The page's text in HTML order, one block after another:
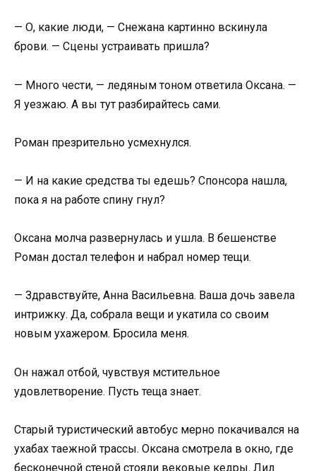
— О, какие люди, — Снежана картинно вскинула
брови. — Сцены устраивать пришла?
— Много чести, — ледяным тоном ответила Оксана. —
Я уезжаю. А вы тут разбирайтесь сами.
Роман презрительно усмехнулся.
— И на какие средства ты едешь? Спонсора нашла,
пока я на работе спину гнул?
Оксана молча развернулась и ушла. В бешенстве
Роман достал телефон и набрал номер тещи.
— Здравствуйте, Анна Васильевна. Ваша дочь завела
интрижку. Да, собрала вещи и укатила со своим
новым ухажером. Бросила меня.
Он нажал отбой, чувствуя мстительное
удовлетворение. Пусть теща знает.
Старый туристический автобус мерно покачивался на
ухабах таежной трассы. Оксана смотрела в окно, где
бесконечной стеной стояли вековые кедры. Лил